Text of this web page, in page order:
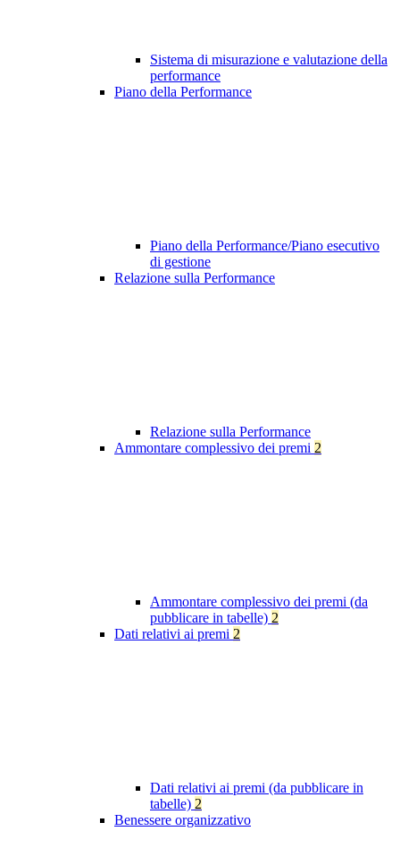
Sistema di misurazione e valutazione della
performance
Piano della Performance
Piano della Performance/Piano esecutivo
di gestione
Relazione sulla Performance
Relazione sulla Performance
Ammontare complessivo dei premi 2
Ammontare complessivo dei premi (da
pubblicare in tabelle) 2
Dati relativi ai premi 2
Dati relativi ai premi (da pubblicare in
tabelle) 2
Benessere organizzativo